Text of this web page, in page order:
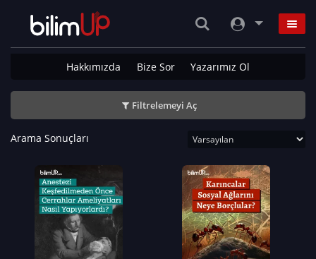
Hakkımızda Bize Sor Yazarımız Ol
Filtrelemeyi Aç
Arama Sonuçları